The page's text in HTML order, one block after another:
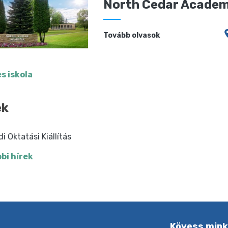
North Cedar
Tovább olvasok
iskola
Oktatási Kiállítás
hírek